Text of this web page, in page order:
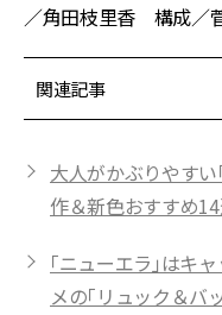
／角田枝里香 構成／菅
関連記事
大人がかぶりやすい
作＆新色おすすめ
「ニューエラ」は
メの「リュック＆バ